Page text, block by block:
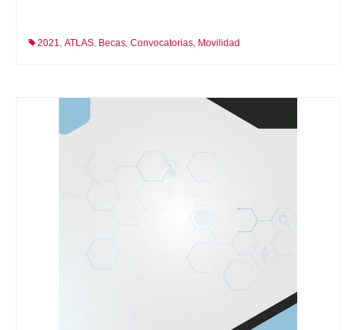
2021, ATLAS, Becas, Convocatorias, Movilidad